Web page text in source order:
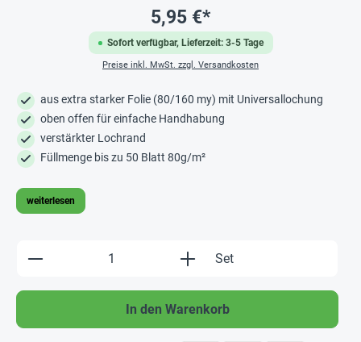
Sofort verfügbar, Lieferzeit: 3-5 Tage
5,95 €*
Preise inkl. MwSt. zzgl. Versandkosten
aus extra starker Folie (80/160 my) mit Universallochung
oben offen für einfache Handhabung
verstärkter Lochrand
Füllmenge bis zu 50 Blatt 80g/m²
weiterlesen
Produkt Anzahl: Gib den gewünschten
Set
In den Warenkorb